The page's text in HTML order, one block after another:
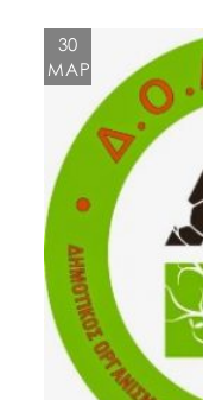
30
ΜΑΡ